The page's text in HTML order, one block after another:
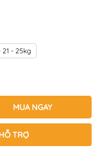
21 - 25kg
MUA NGAY
TRỢ